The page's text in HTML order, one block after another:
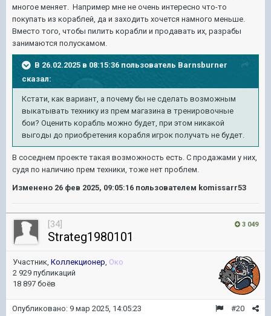
многое меняет. Например мне не очень интересно что-то
покупать из кораблей, да и заходить хочется намного меньше.
Вместо того, чтобы пилить корабли и продавать их, разрабы
занимаются полускамом.
В 26.02.2025 в 08:15:36 пользователь Barnsburner
сказал:
Кстати, как вариант, а почему бы не сделать возможным
выкатывать технику из прем магазина в тренировочные
бои? Оценить корабль можно будет, при этом никакой
выгоды до приобретения корабля игрок получать не будет.
В соседнем проекте такая возможность есть. С продажами у них,
судя по наличию прем техники, тоже нет проблем.
Изменено 26 фев 2025, 09:05:16 пользователем komissarr53
3 049
[34]
Strateg1980101
Участник, Коллекционер Око
2 929 публикаций
18 897 боёв
#20
Опубликовано: 9 мар 2025, 14:05:23